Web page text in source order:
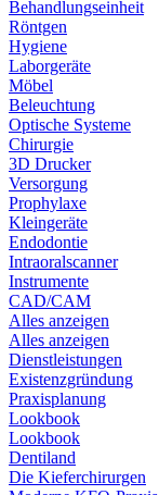
Behandlungseinheit
Röntgen
Hygiene
Laborgeräte
Möbel
Beleuchtung
Optische Systeme
Chirurgie
3D Drucker
Versorgung
Prophylaxe
Kleingeräte
Endodontie
Intraoralscanner
Instrumente
CAD/CAM
Alles anzeigen
Alles anzeigen
Dienstleistungen
Existenzgründung
Praxisplanung
Lookbook
Lookbook
Dentiland
Die Kieferchirurgen